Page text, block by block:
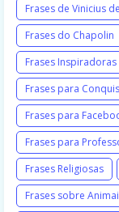
Frases de Vinicius
Frases do Chapolin
Frases Inspiradoras
Frases para
Frases para
Frases para
Frases Religiosas
Frases sobre